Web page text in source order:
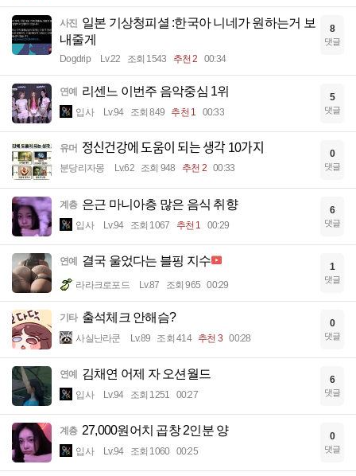
사진 일본 기상청피셜 :한국아 니네가 원하는거 보
내줄게
Dogdrip Lv.22 조회 1543 추천 2 00:34
8
댓글
연예 리센느 이번주 음악중심 1위
입사 Lv.94 조회 849 추천 1 00:33
5
댓글
유머 정신건강에 도움이 되는 생각 10가지
분당리자몽 Lv.62 조회 948 추천 2 00:33
0
댓글
계층 은근 마니아층 많은 음식 취향
입사 Lv.94 조회 1067 추천 1 00:29
6
댓글
연예 결국 울었다는 블핑 지수
라라크로포드 Lv.87 조회 965 00:29
1
댓글
기타 출석체크 안해슴?
사실난라쿤 Lv.89 조회 414 추천 3 00:28
0
댓글
연예 김채연 어제 자 오션월드
입사 Lv.94 조회 1251 00:27
6
댓글
계층 27,000원어치 곱창 2인분 양
입사 Lv.94 조회 1060 00:25
0
댓글